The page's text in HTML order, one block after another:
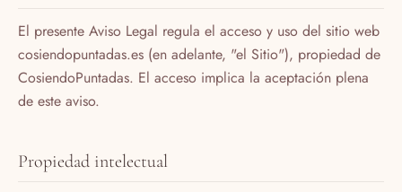
El presente Aviso Legal regula el acceso y uso del sitio web
cosiendopuntadas.es (en adelante, "el Sitio"), propiedad de
CosiendoPuntadas. El acceso implica la aceptación plena
de este aviso.
Propiedad intelectual